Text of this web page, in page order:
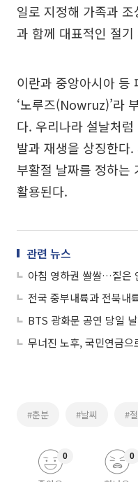
일로 지정해 가족과
과 함께 대표적인 절
이란과 중앙아시아 등
‘노루즈(Nowruz)’라
다. 우리나라 설날처
발과 재생을 상징한다
부활절 날짜를 정하는
활용된다.
관련 뉴스
아침 영하권 쌀쌀…짙은
전국 중부내륙과 전북내
무너진 노후, 국민연금으
#춘분 #날씨 #
0 0